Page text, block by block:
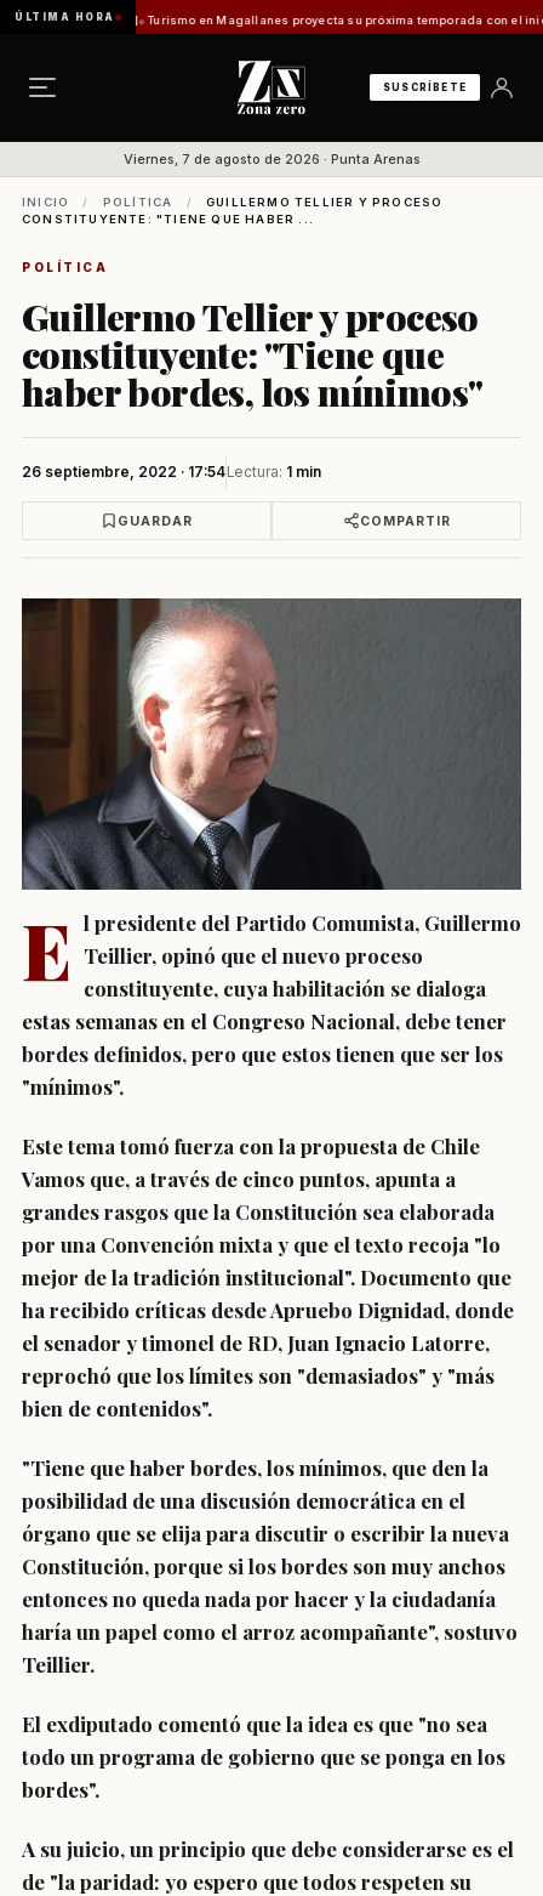
ÚLTIMA HORA
Vladilo] Turismo en Magallanes proyecta su próxima temporada con el inicio de
SUSCRÍBETE
Viernes, 7 de agosto de 2026 · Punta Arenas
INICIO / POLÍTICA /
GUILLERMO TELLIER Y PROCESO
CONSTITUYENTE: "TIENE QUE HABER ...
POLÍTICA
Guillermo Tellier y proceso
constituyente: "Tiene que
haber bordes, los mínimos"
26 septiembre, 2022 · 17:54Lectura: 1 min
GUARDAR COMPARTIR
E l presidente del Partido Comunista, Guillermo
Teillier, opinó que el nuevo proceso
constituyente, cuya habilitación se dialoga
estas semanas en el Congreso Nacional, debe tener
bordes definidos, pero que estos tienen que ser los
"mínimos".
Este tema tomó fuerza con la propuesta de Chile
Vamos que, a través de cinco puntos, apunta a
grandes rasgos que la Constitución sea elaborada
por una Convención mixta y que el texto recoja "lo
mejor de la tradición institucional". Documento que
ha recibido críticas desde Apruebo Dignidad, donde
el senador y timonel de RD, Juan Ignacio Latorre,
reprochó que los límites son "demasiados" y "más
bien de contenidos".
"Tiene que haber bordes, los mínimos, que den la
posibilidad de una discusión democrática en el
órgano que se elija para discutir o escribir la nueva
Constitución, porque si los bordes son muy anchos
entonces no queda nada por hacer y la ciudadanía
haría un papel como el arroz acompañante", sostuvo
Teillier.
El exdiputado comentó que la idea es que "no sea
todo un programa de gobierno que se ponga en los
bordes".
A su juicio, un principio que debe considerarse es el
de "la paridad: yo espero que todos respeten su